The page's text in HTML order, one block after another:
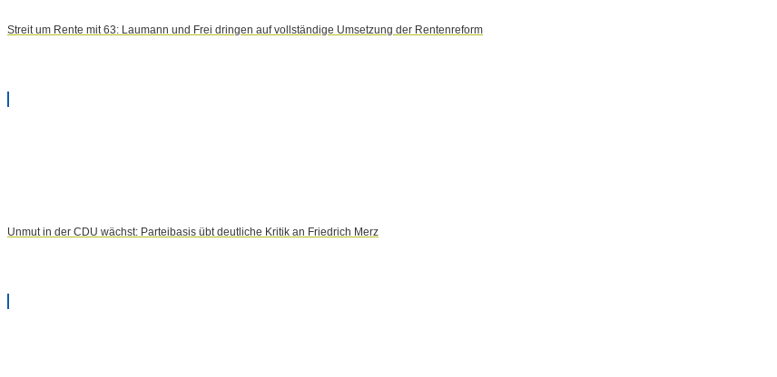
Streit um Rente mit 63: Laumann und Frei dringen auf vollständige Umsetzung der Rentenreform
Unmut in der CDU wächst: Parteibasis übt deutliche Kritik an Friedrich Merz